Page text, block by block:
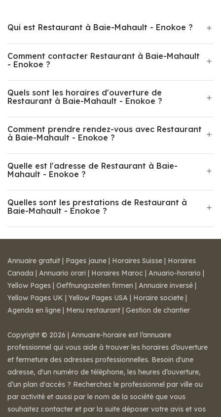
Qui est Restaurant à Baie-Mahault - Enokoe ?
Comment contacter Restaurant à Baie-Mahault
- Enokoe ?
Quels sont les horaires d'ouverture de
Restaurant à Baie-Mahault - Enokoe ?
Comment prendre rendez-vous avec Restaurant
à Baie-Mahault - Enokoe ?
Quelle est l'adresse de Restaurant à Baie-
Mahault - Enokoe ?
Quelles sont les prestations de Restaurant à
Baie-Mahault - Enokoe ?
Annuaire gratuit | Pages jaune | Horaires Suisse | Horaires
Canada | Annuario orari | Horaires Maroc | Anuario-horario |
Yellow Pages | Oeffnungszeiten firmen | Annuaire inversé |
Yellow Pages UK | Yellow Pages USA | Horaire societe |
Agenda en ligne | Menu restaurant | Gestion de chantier
Copyright © 2026 | Annuaire-horaire est l’annuaire
professionnel qui vous aide à trouver les horaires d’ouverture
et fermeture des adresses professionnelles. Besoin d'une
adresse, d'un numéro de téléphone, les heures d’ouverture,
d’un plan d'accès ? Recherchez le professionnel par ville ou
par activité et aussi par le nom de la société que vous
souhaitez contacter et par la suite déposer votre avis et vos